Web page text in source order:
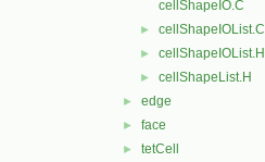
cellShapeIO.C
► cellShapeIOList.C
► cellShapeIOList.H
► cellShapeList.H
► edge
► face
► tetCell